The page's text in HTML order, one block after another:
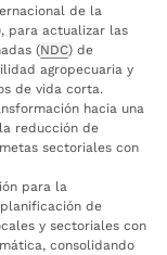
de la
para actualizar las
(NDC) de
agropecuaria y
de vida corta.
hacia una
reducción de
sectoriales con
para la
de
y sectoriales con
consolidando